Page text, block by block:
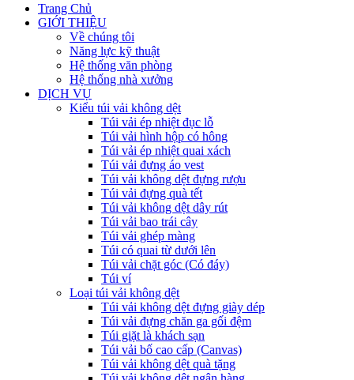
Trang Chủ
GIỚI THIỆU
Về chúng tôi
Năng lực kỹ thuật
Hệ thống văn phòng
Hệ thống nhà xưởng
DỊCH VỤ
Kiểu túi vải không dệt
Túi vải ép nhiệt đục lỗ
Túi vải hình hộp có hông
Túi vải ép nhiệt quai xách
Túi vải đựng áo vest
Túi vải không dệt đựng rượu
Túi vải đựng quà tết
Túi vải không dệt dây rút
Túi vải bao trái cây
Túi vải ghép màng
Túi có quai từ dưới lên
Túi vải chặt góc (Có đáy)
Túi ví
Loại túi vải không dệt
Túi vải không dệt đựng giày dép
Túi vải đựng chăn ga gối đệm
Túi giặt là khách sạn
Túi vải bố cao cấp (Canvas)
Túi vải không dệt quà tặng